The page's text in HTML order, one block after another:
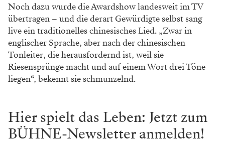
Noch dazu wurde die Awardshow landesweit im TV
übertragen – und die derart Gewürdigte selbst sang
live ein traditionelles chinesisches Lied. „Zwar in
englischer Sprache, aber nach der chinesischen
Tonleiter, die herausfordernd ist, weil sie
Riesensprünge macht und auf einem Wort drei Töne
liegen“, bekennt sie schmunzelnd.
Hier spielt das Leben: Jetzt zum
BÜHNE-Newsletter anmelden!